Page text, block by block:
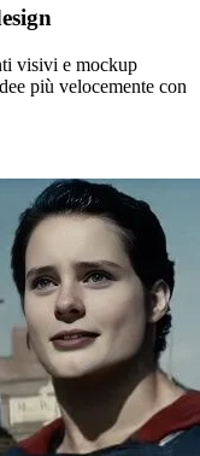
visivi e mockup
più velocemente con